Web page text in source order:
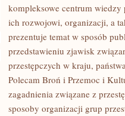
KARTELE
NARKOTYKOWE
kompleksowe centrum wiedzy
ich rozwojowi, organizacji, a
prezentuje temat w sposób
przedstawieniu zjawisk
przestępczych w kraju,
Polecam Broń i Przemoc i
zagadnienia związane z
sposoby organizacji grup